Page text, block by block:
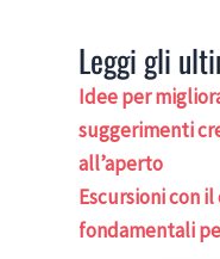
Leggi gli
Idee per
suggerimenti
all’aperto
Escursioni con
fondamentali